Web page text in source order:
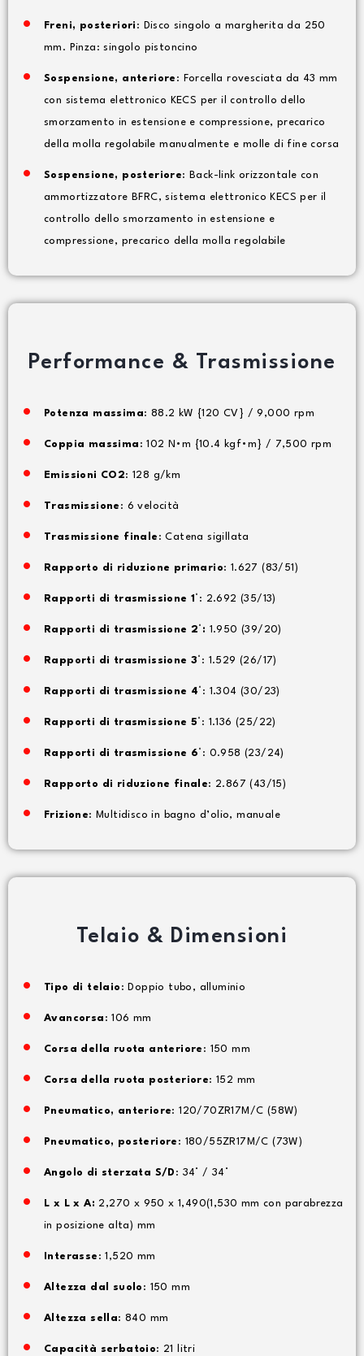
Freni, posteriori : Disco singolo a margherita da 250
mm. Pinza: singolo pistoncino
Sospensione, anteriore : Forcella rovesciata da 43 mm
con sistema elettronico KECS per il controllo dello
smorzamento in estensione e compressione, precarico
della molla regolabile manualmente e molle di fine corsa
Sospensione, posteriore: Back-link orizzontale con
ammortizzatore BFRC, sistema elettronico KECS per il
controllo dello smorzamento in estensione e
compressione, precarico della molla regolabile
Performance & Trasmissione
Potenza massima: 88.2 kW {120 CV} / 9,000 rpm
Coppia massima : 102 N•m {10.4 kgf•m} / 7,500 rpm
Emissioni CO2: 128 g/km
Trasmissione : 6 velocità
Trasmissione finale : Catena sigillata
Rapporto di riduzione primario: 1.627 (83/51)
Rapporti di trasmissione 1° : 2.692 (35/13)
Rapporti di trasmissione 2°: 1.950 (39/20)
Rapporti di trasmissione 3° : 1.529 (26/17)
Rapporti di trasmissione 4° : 1.304 (30/23)
Rapporti di trasmissione 5° : 1.136 (25/22)
Rapporti di trasmissione 6° : 0.958 (23/24)
Rapporto di riduzione finale: 2.867 (43/15)
Frizione: Multidisco in bagno d’olio, manuale
Telaio & Dimensioni
Tipo di telaio : Doppio tubo, alluminio
Avancorsa : 106 mm
Corsa della ruota anteriore : 150 mm
Corsa della ruota posteriore: 152 mm
Pneumatico, anteriore: 120/70ZR17M/C (58W)
Pneumatico, posteriore : 180/55ZR17M/C (73W)
Angolo di sterzata S/D : 34° / 34°
L x L x A: 2,270 x 950 x 1,490(1,530 mm con parabrezza
in posizione alta) mm
Interasse : 1,520 mm
Altezza dal suolo : 150 mm
Altezza sella: 840 mm
Capacità serbatoio: 21 litri